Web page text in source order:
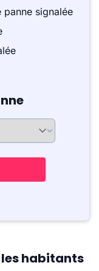
panne signalée
habitants